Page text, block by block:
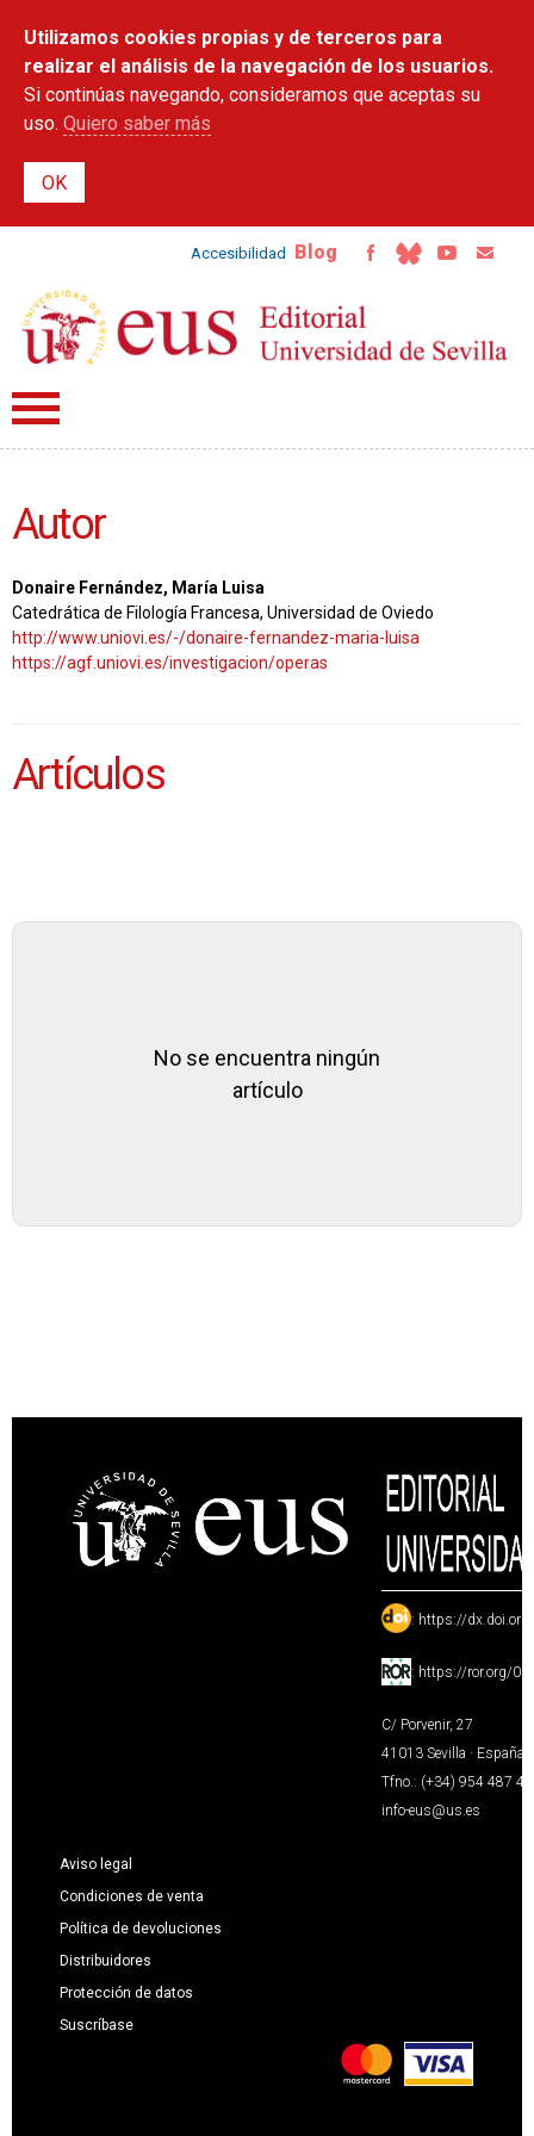
contenido
principal
Utilizamos cookies propias y de terceros para
realizar el análisis de la navegación de los usuarios.
Si continúas navegando, consideramos que aceptas su
uso. Quiero saber más
Accesibilidad Blog
Autor
Donaire Fernández, María Luisa
Catedrática de Filología Francesa, Universidad de Oviedo
http://www.uniovi.es/-/donaire-fernandez-maria-luisa
https://agf.uniovi.es/investigacion/operas
Artículos
No se encuentra ningún
artículo
: https://
: https://ror.org/
C/ Porvenir, 27
41013 Sevilla · España
Tfno.: (+34) 954 487
info-eus@us.es
Aviso legal
Condiciones de venta
Política de devoluciones
Distribuidores
Protección de datos
Suscríbase